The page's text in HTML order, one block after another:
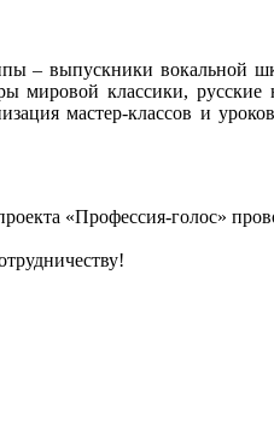
– выпускники вокальной
мировой классики,
мастер-классов и
«Профессия-голос»